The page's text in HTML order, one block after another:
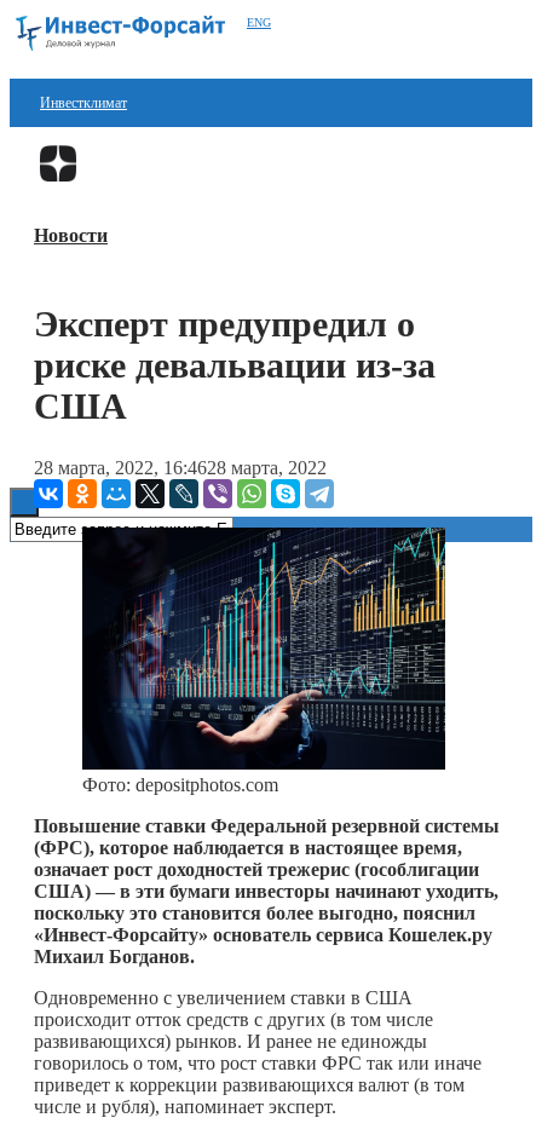
ENG
Инвестклимат
Финансы
Блокчейн
ESG
Новости
Эксперт предупредил о
риске девальвации из-за
США
28 марта, 2022, 16:4628 марта, 2022
Фото: depositphotos.com
Повышение ставки Федеральной резервной системы
(ФРС), которое наблюдается в настоящее время,
означает рост доходностей трежерис (гособлигации
США) — в эти бумаги инвесторы начинают уходить,
поскольку это становится более выгодно, пояснил
«Инвест-Форсайту» основатель сервиса Кошелек.ру
Михаил Богданов.
Одновременно с увеличением ставки в США
происходит отток средств с других (в том числе
развивающихся) рынков. И ранее не единожды
говорилось о том, что рост ставки ФРС так или иначе
приведет к коррекции развивающихся валют (в том
числе и рубля), напоминает эксперт.